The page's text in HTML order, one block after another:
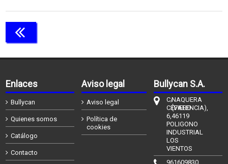
Enlaces
Bullycan
Quienes somos
Catálogo
Contacto
Aviso legal
Aviso legal
Política de
cookies
Bullycan S.A.
C/
CÉFIERO
6,
POLIGONO
INDUSTRIAL
LOS
VIENTOS
NAQUERA
(VALENCIA),
46119
961609830